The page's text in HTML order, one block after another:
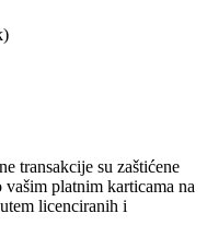
transakcije su zaštićene
platnim karticama na
licenciranih i